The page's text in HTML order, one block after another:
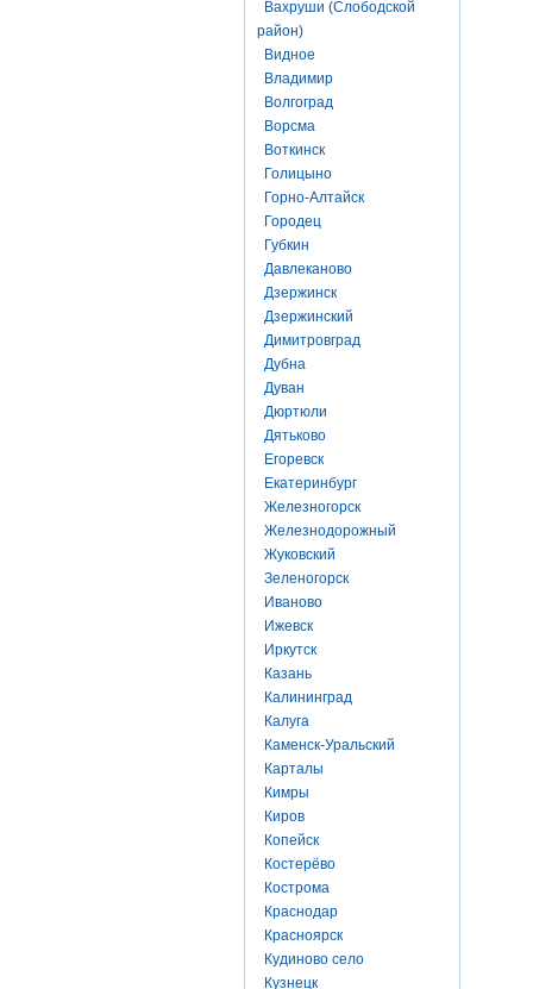
Вахруши (Слободской
район)
Видное
Владимир
Волгоград
Ворсма
Воткинск
Голицыно
Горно-Алтайск
Городец
Губкин
Давлеканово
Дзержинск
Дзержинский
Димитровград
Дубна
Дуван
Дюртюли
Дятьково
Егоревск
Екатеринбург
Железногорск
Железнодорожный
Жуковский
Зеленогорск
Иваново
Ижевск
Иркутск
Казань
Калининград
Калуга
Каменск-Уральский
Карталы
Кимры
Киров
Копейск
Костерёво
Кострома
Краснодар
Красноярск
Кудиново село
Кузнецк